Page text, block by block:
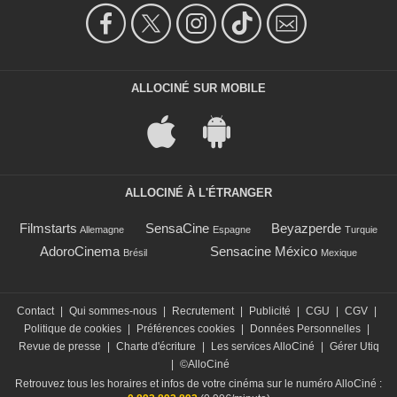
ALLOCINÉ SUR MOBILE
ALLOCINÉ À L'ÉTRANGER
Filmstarts Allemagne SensaCine Espagne Beyazperde Turquie
AdoroCinema Brésil Sensacine México Mexique
Contact Qui sommes-nous Recrutement Publicité CGU CGV
Politique de cookies
Préférences cookies Données Personnelles
Revue de presse
Charte d'écriture Les services AlloCiné
Gérer Utiq
©AlloCiné
Retrouvez tous les horaires et infos de votre cinéma sur le numéro AlloCiné :